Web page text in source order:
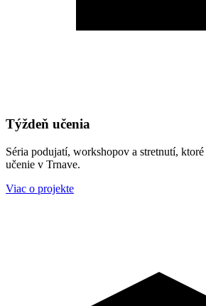
Týždeň učenia
Séria podujatí, workshopov a stretnutí,
učenie v Trnave.
Viac o projekte